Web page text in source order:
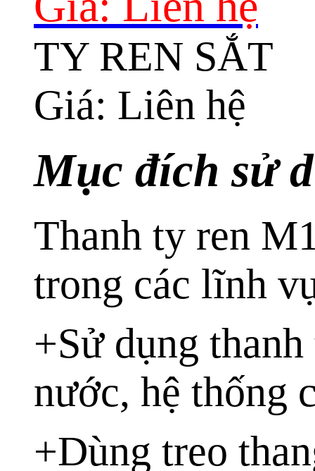
TY REN SẮT
Giá: Liên hệ
Mục đích sử
Thanh ty ren
trong các lĩnh
+Sử dụng
nước, hệ thống
+Dùng treo